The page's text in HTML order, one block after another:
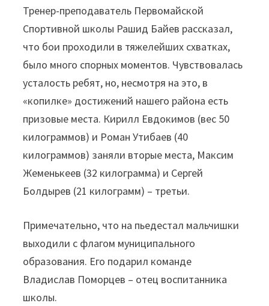
Тренер-преподаватель Первомайской
Спортивной школы Рашид Байев рассказал,
что бои проходили в тяжелейших схватках,
было много спорных моментов. Чувствовалась
усталость ребят, но, несмотря на это, в
«копилке» достижений нашего района есть
призовые места. Кирилл Евдокимов (вес 50
килограммов) и Роман Утибаев (40
килограммов) заняли вторые места, Максим
Жеменькеев (32 килограмма) и Сергей
Болдырев (21 килограмм) – третьи.
Примечательно, что на пьедестал мальчишки
выходили с флагом муниципального
образования. Его подарил команде
Владислав Поморцев – отец воспитанника
школы.